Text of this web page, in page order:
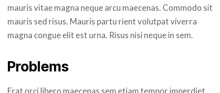
mauris vitae magna neque arcu maecenas. Commodo sit
mauris sed risus. Mauris partu rient volutpat viverra
magna congue elit est urna. Risus nisi neque in sem.
Problems
Erat orci libero maecenas sem etiam tempor imperdiet